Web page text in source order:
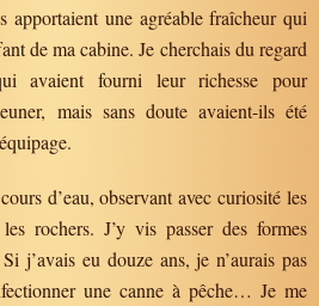
apportaient une agréable fraîcheur qui
de ma cabine. Je cherchais du regard
avaient fourni leur richesse pour
mais sans doute avaient-ils été
d’eau, observant avec curiosité les
rochers. J’y vis passer des formes
j’avais eu douze ans, je n’aurais pas
une canne à pêche… Je me